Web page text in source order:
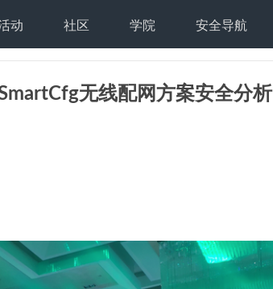
动 社区 学院 安全导航
无线配网方案安全分析